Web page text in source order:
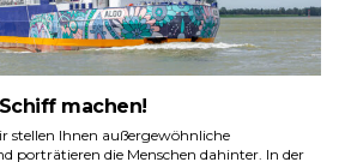
machen!
stellen Ihnen außergewöhnliche
porträtieren die Menschen dahinter. In der